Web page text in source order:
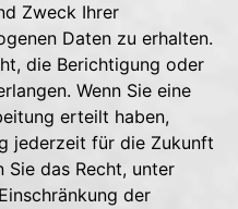
Zweck Ihrer
Daten zu erhalten.
die Berichtigung oder
Wenn Sie eine
erteilt haben,
jederzeit für die Zukunft
Sie das Recht, unter
der